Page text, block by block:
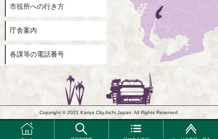
市役所への行き方
庁舎案内
各課等の電話番号
Copyright © 2021 Kariya City,Aichi,Japan. All Rights Reserved.